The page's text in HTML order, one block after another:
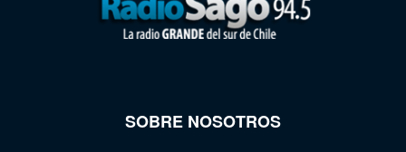
SOBRE NOSOTROS